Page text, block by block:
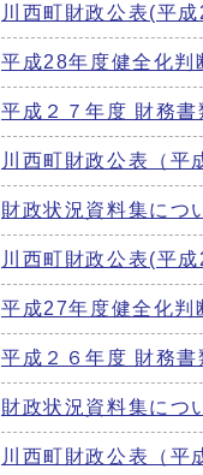
川西町財政公表(平
平成28年度健全化判
平成２７年度 財務書
川西町財政公表（平
財政状況資料集につ
川西町財政公表(平
平成27年度健全化判
平成２６年度 財務書
財政状況資料集につ
川西町財政公表（平